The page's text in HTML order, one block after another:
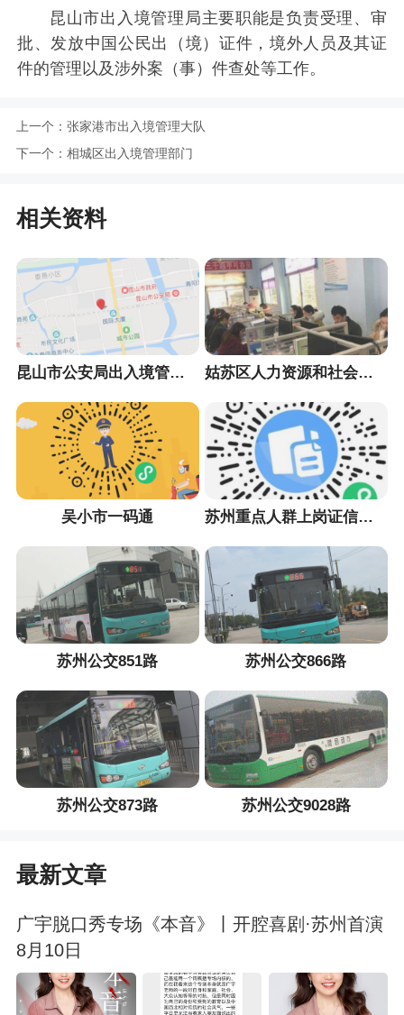
昆山市出入境管理局主要职能是负责受理、审
批、发放中国公民出（境）证件，境外人员及其证
件的管理以及涉外案（事）件查处等工作。
上一个： 张家港市出入境管理大队
下一个： 相城区出入境管理部门
相关资料
昆山市公安局出入境管理大队 姑苏区人力资源和社会保障局
吴小市一码通 苏州重点人群上岗证信息采集小程序
苏州公交851路 苏州公交866路
苏州公交873路 苏州公交9028路
最新文章
广宇脱口秀专场《本音》丨开腔喜剧·苏州首演
8月10日